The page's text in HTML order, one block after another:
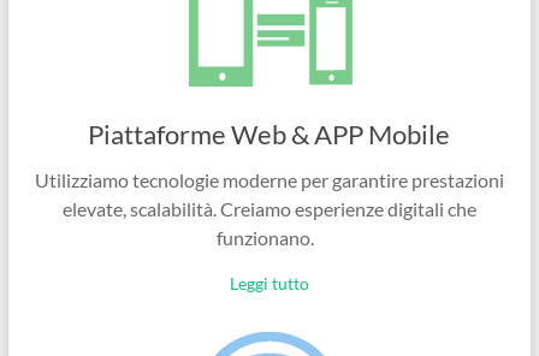
Piattaforme Web & APP Mobile
Utilizziamo tecnologie moderne per garantire prestazioni
elevate, scalabilità. Creiamo esperienze digitali che
funzionano.
Leggi tutto